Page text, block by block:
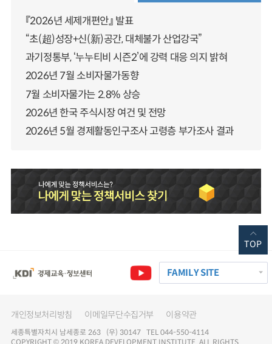
『2026년 세제개편안』 발표
“초(超)성장+신(新)공간, 대체불가 산업강국”
과기정통부, ‘누누티비 시즌2’에 강력 대응 의지 밝혀
2026년 7월 소비자물가동향
7월 소비자물가는 2.8% 상승
2026년 한국 주식시장 여건 및 전망
2026년 5월 경제활동인구조사 고령층 부가조사 결과
FAMILY SITE
개인정보처리방침 이메일무단수집거부 이용약관
세종특별자치시 남세종로 263 (우) 30147 TEL 044-550-4114
COPYRIGHT © 2019 KOREA DEVELOPMENT INSTITUTE. ALL RIGHTS
TOP